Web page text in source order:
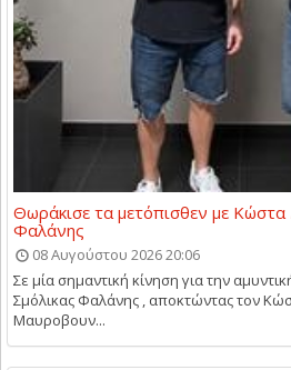
Θωράκισε τα μετόπισθεν με Κώστα
Φαλάνης
08 Αυγούστου 2026 20:06
Σε μία σημαντική κίνηση για την
Σμόλικας Φαλάνης , αποκτώντας τον
Μαυροβουν...